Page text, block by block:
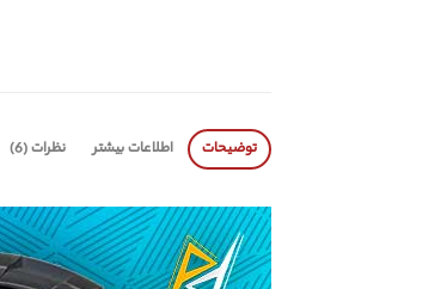
توضیحات اطلاعات بیشتر نظرات (6)